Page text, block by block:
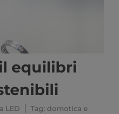
equilibri
LED Tag: domotica e